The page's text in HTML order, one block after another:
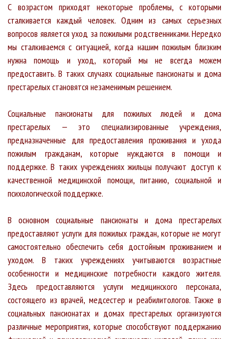
С возрастом приходят некоторые проблемы, с которыми
сталкивается каждый человек. Одним из самых серьезных
вопросов является уход за пожилыми родственниками. Нередко
мы сталкиваемся с ситуацией, когда нашим пожилым близким
нужна помощь и уход, который мы не всегда можем
предоставить. В таких случаях социальные пансионаты и дома
престарелых становятся незаменимым решением.
Социальные пансионаты для пожилых людей и дома
престарелых — это специализированные учреждения,
предназначенные для предоставления проживания и ухода
пожилым гражданам, которые нуждаются в помощи и
поддержке. В таких учреждениях жильцы получают доступ к
качественной медицинской помощи, питанию, социальной и
психологической поддержке.
В основном социальные пансионаты и дома престарелых
предоставляют услуги для пожилых граждан, которые не могут
самостоятельно обеспечить себя достойным проживанием и
уходом. В таких учреждениях учитываются возрастные
особенности и медицинские потребности каждого жителя.
Здесь предоставляются услуги медицинского персонала,
состоящего из врачей, медсестер и реабилитологов. Также в
социальных пансионатах и домах престарелых организуются
различные мероприятия, которые способствуют поддержанию